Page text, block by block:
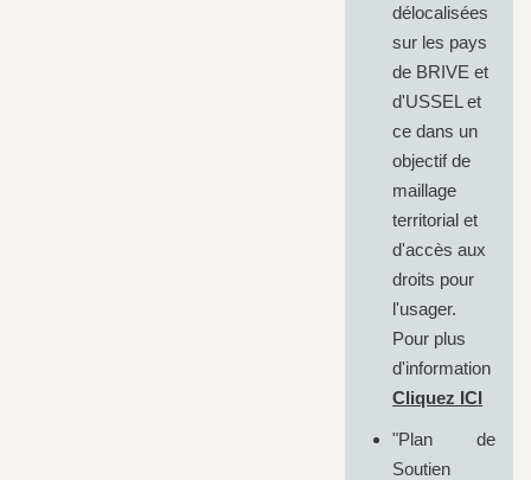
délocalisées
sur les pays
de BRIVE et
d'USSEL et
ce dans un
objectif de
maillage
territorial et
d'accès aux
droits pour
l'usager.
Pour plus
d'information
Cliquez ICI
"Plan de
Soutien